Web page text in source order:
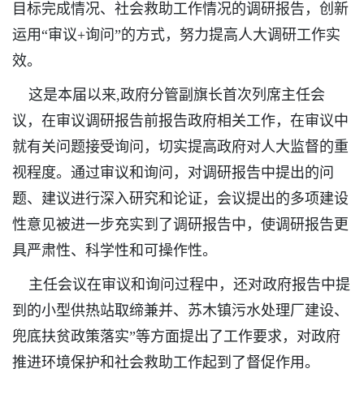
目标完成情况、社会救助工作情况的调研报告，创新
运用“审议+询问”的方式，努力提高人大调研工作实
效。
这是本届以来,政府分管副旗长首次列席主任会
议，在审议调研报告前报告政府相关工作，在审议中
就有关问题接受询问，切实提高政府对人大监督的重
视程度。通过审议和询问，对调研报告中提出的问
题、建议进行深入研究和论证，会议提出的多项建设
性意见被进一步充实到了调研报告中，使调研报告更
具严肃性、科学性和可操作性。
主任会议在审议和询问过程中，还对政府报告中提
到的小型供热站取缔兼并、苏木镇污水处理厂建设、
兜底扶贫政策落实”等方面提出了工作要求，对政府
推进环境保护和社会救助工作起到了督促作用。